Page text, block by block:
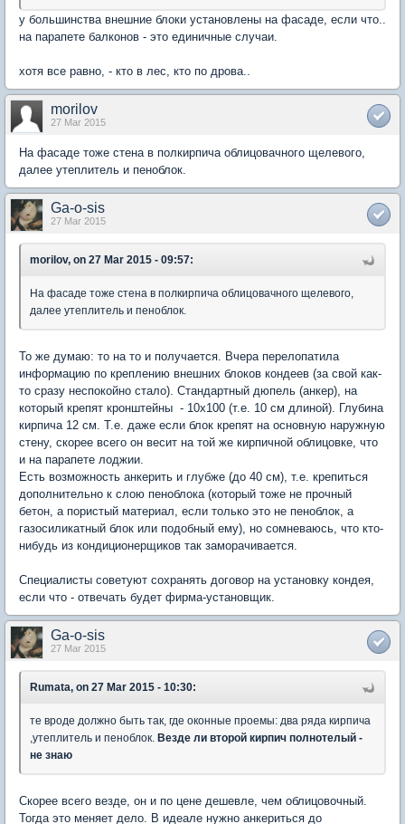
у большинства внешние блоки установлены на фасаде, если что..
на парапете балконов - это единичные случаи.
хотя все равно, - кто в лес, кто по дрова..
morilov
27 Mar 2015
На фасаде тоже стена в полкирпича облицовачного щелевого,
далее утеплитель и пеноблок.
Ga-o-sis
27 Mar 2015
morilov, on 27 Mar 2015 - 09:57:
На фасаде тоже стена в полкирпича облицовачного щелевого,
далее утеплитель и пеноблок.
То же думаю: то на то и получается. Вчера перелопатила
информацию по креплению внешних блоков кондеев (за свой как-
то сразу неспокойно стало). Стандартный дюпель (анкер), на
который крепят кронштейны - 10х100 (т.е. 10 см длиной). Глубина
кирпича 12 см. Т.е. даже если блок крепят на основную наружную
стену, скорее всего он весит на той же кирпичной облицовке, что
и на парапете лоджии.
Есть возможность анкерить и глубже (до 40 см), т.е. крепиться
дополнительно к слою пеноблока (который тоже не прочный
бетон, а пористый материал, если только это не пеноблок, а
газосиликатный блок или подобный ему), но сомневаюсь, что кто-
нибудь из кондиционерщиков так заморачивается.
Специалисты советуют сохранять договор на установку кондея,
если что - отвечать будет фирма-установщик.
Ga-o-sis
27 Mar 2015
Rumata, on 27 Mar 2015 - 10:30:
те вроде должно быть так, где оконные проемы: два ряда кирпича
,утеплитель и пеноблок. Везде ли второй кирпич полнотелый -
не знаю
Скорее всего везде, он и по цене дешевле, чем облицовочный.
Тогда это меняет дело. В идеале нужно анкериться до